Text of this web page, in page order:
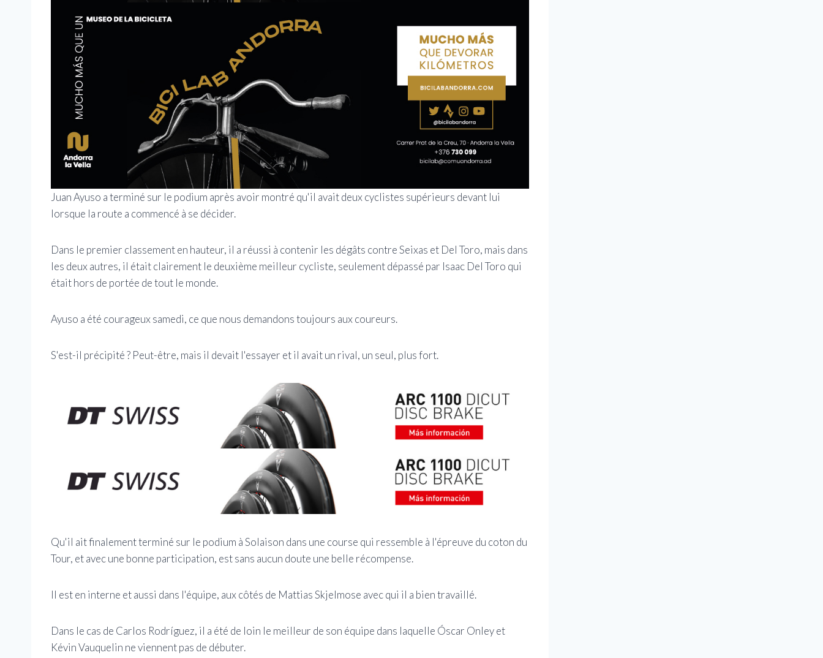
Juan Ayuso a terminé sur le podium après avoir montré qu'il avait deux cyclistes supérieurs devant lui
lorsque la route a commencé à se décider.
Dans le premier classement en hauteur, il a réussi à contenir les dégâts contre Seixas et Del Toro, mais dans
les deux autres, il était clairement le deuxième meilleur cycliste, seulement dépassé par Isaac Del Toro qui
était hors de portée de tout le monde.
Ayuso a été courageux samedi, ce que nous demandons toujours aux coureurs.
S'est-il précipité ? Peut-être, mais il devait l'essayer et il avait un rival, un seul, plus fort.
Qu'il ait finalement terminé sur le podium à Solaison dans une course qui ressemble à l'épreuve du coton du
Tour, et avec une bonne participation, est sans aucun doute une belle récompense.
Il est en interne et aussi dans l'équipe, aux côtés de Mattias Skjelmose avec qui il a bien travaillé.
Dans le cas de Carlos Rodríguez, il a été de loin le meilleur de son équipe dans laquelle Óscar Onley et
Kévin Vauquelin ne viennent pas de débuter.